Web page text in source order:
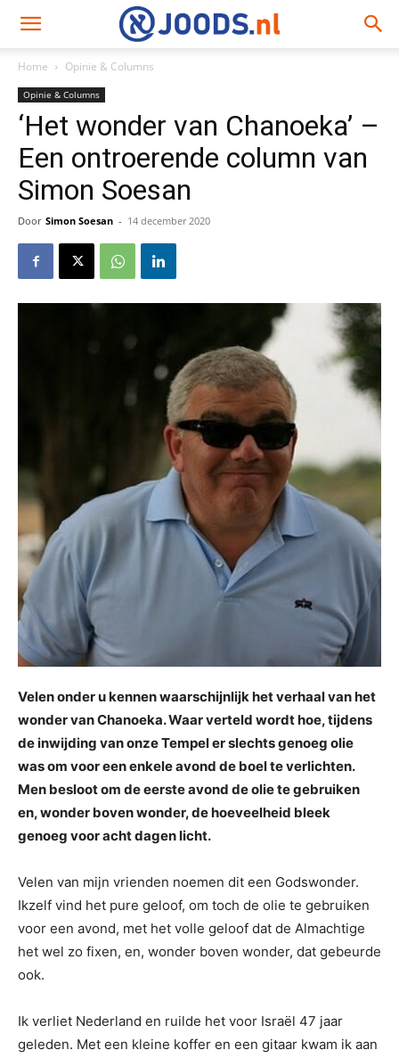
Home Opinie & Columns
Opinie & Columns
‘Het wonder van Chanoeka’ –
Een ontroerende column van
Simon Soesan
Door Simon Soesan - 14 december 2020
Velen onder u kennen waarschijnlijk het verhaal van het
wonder van Chanoeka. Waar verteld wordt hoe, tijdens
de inwijding van onze Tempel er slechts genoeg olie
was om voor een enkele avond de boel te verlichten.
Men besloot om de eerste avond de olie te gebruiken
en, wonder boven wonder, de hoeveelheid bleek
genoeg voor acht dagen licht.
Velen van mijn vrienden noemen dit een Godswonder.
Ikzelf vind het pure geloof, om toch de olie te gebruiken
voor een avond, met het volle geloof dat de Almachtige
het wel zo fixen, en, wonder boven wonder, dat gebeurde
ook.
Ik verliet Nederland en ruilde het voor Israël 47 jaar
geleden. Met een kleine koffer en een gitaar kwam ik aan